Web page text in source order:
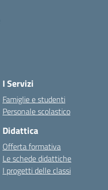
I Servizi
Famiglie e studenti
Personale scolastico
Didattica
Offerta formativa
Le schede didattiche
I progetti delle classi